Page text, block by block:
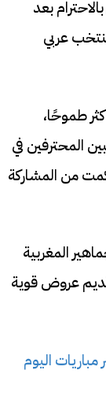
بعد
عربي
أكثر طموحًا،
المحترفين في
من المشاركة
المغربية
عروض قوية
اليوم